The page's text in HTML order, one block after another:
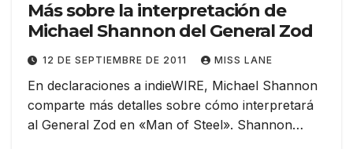
Más sobre la interpretación de
Michael Shannon del General Zod
12 DE SEPTIEMBRE DE 2011 MISS LANE
En declaraciones a indieWIRE, Michael Shannon
comparte más detalles sobre cómo interpretará
al General Zod en «Man of Steel». Shannon…